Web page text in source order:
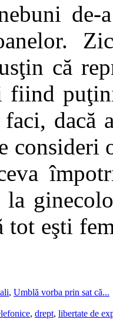
de-
că
fiind
dacă
la
tot eşti
, Umblă vorba prin sat că...
, drept, libertate de